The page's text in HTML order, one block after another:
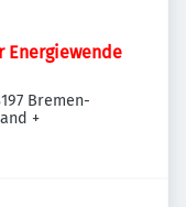
Energiewende
Bremen-
+